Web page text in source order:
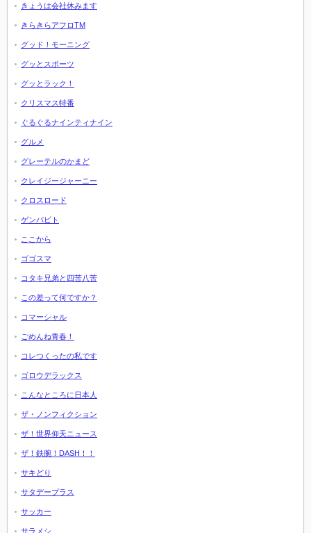
きょうは会社休みます
きらきらアフロTM
グッド！モーニング
グッとスポーツ
グッとラック！
クリスマス特番
ぐるぐるナインティナイン
グルメ
グレーテルのかまど
クレイジージャーニー
クロスロード
ゲンバビト
ここから
ゴゴスマ
コタキ兄弟と四苦八苦
この差って何ですか？
コマーシャル
ごめんね青春！
コレつくったの私です
ゴロウデラックス
こんなところに日本人
ザ・ノンフィクション
ザ！世界仰天ニュース
ザ！鉄腕！DASH！！
サキどり
サタデープラス
サッカー
サラメシ